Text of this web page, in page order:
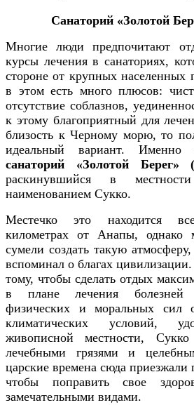
Санаторий «Золотой
Многие люди предпочитают
курсы лечения в санаториях,
стороне от крупных населенных
в этом есть много плюсов:
отсутствие соблазнов,
к этому благоприятный для
близость к Черному морю, то
идеальный вариант. Именно
санаторий «Золотой Берег»
раскинувшийся в
наименованием Сукко.
Местечко это находится
километрах от Анапы, однако
сумели создать такую
вспоминал о благах
тому, чтобы сделать отдых
в плане лечения болезней
физических и моральных сил
климатических условий,
живописной местности,
лечебными грязями и
царские времена сюда приезжали
чтобы поправить свое
замечательными видами.